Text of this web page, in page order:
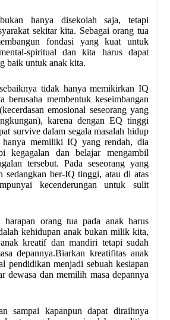
hanya disekolah saja, tetapi
sekitar kita. Sebagai orang tua
fondasi yang kuat untuk
spiritual dan kita harus dapat
baik untuk anak kita.
tidak hanya memikirkan IQ
berusaha membentuk keseimbangan
emosional seseorang yang
karena dengan EQ tinggi
survive dalam segala masalah hidup
memiliki IQ yang rendah, dia
kegagalan dan belajar mengambil
tersebut. Pada seseorang yang
sedangkan ber-IQ tinggi, atau di atas
kecenderungan untuk sulit
harapan orang tua pada anak harus
kehidupan anak bukan milik kita,
kreatif dan mandiri tetapi sudah
depannya.Biarkan kreatifitas anak
pendidikan menjadi sebuah kesiapan
dewasa dan memilih masa depannya
sampai kapanpun dapat diraihnya